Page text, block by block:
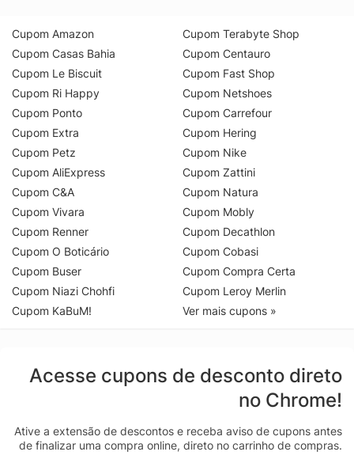
Cupom Amazon
Cupom Casas Bahia
Cupom Le Biscuit
Cupom Ri Happy
Cupom Ponto
Cupom Extra
Cupom Petz
Cupom AliExpress
Cupom C&A
Cupom Vivara
Cupom Renner
Cupom O Boticário
Cupom Buser
Cupom Niazi Chohfi
Cupom KaBuM!
Cupom Terabyte Shop
Cupom Centauro
Cupom Fast Shop
Cupom Netshoes
Cupom Carrefour
Cupom Hering
Cupom Nike
Cupom Zattini
Cupom Natura
Cupom Mobly
Cupom Decathlon
Cupom Cobasi
Cupom Compra Certa
Cupom Leroy Merlin
Ver mais cupons »
Acesse cupons de desconto direto
no Chrome!
Ative a extensão de descontos e receba aviso de cupons antes
de finalizar uma compra online, direto no carrinho de compras.